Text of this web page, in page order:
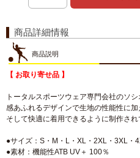
商品詳細情報
商品説明
【 お取り寄せ品 】
トータルスポーツウェア専門会社のソ
感あふれるデザインで生地の性能性に
そして快適に着用できるように制作され
●サイズ：S・M・L・XL・2XL・3XL・
●素材：機能性ATB UV＋ 100％